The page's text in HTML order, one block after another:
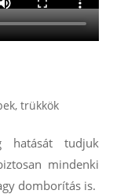
trükkök
hatását tudjuk
mindenki
domborítás is.